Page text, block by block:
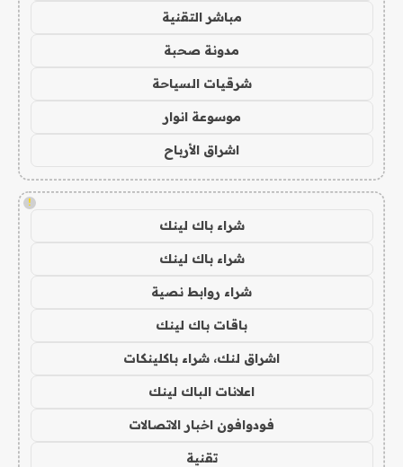
مباشر التقنية
مدونة صحبة
شرقيات السياحة
موسوعة انوار
اشراق الأرباح
!
شراء باك لينك
شراء باك لينك
شراء روابط نصية
باقات باك لينك
اشراق لنك، شراء باكلينكات
اعلانات الباك لينك
فودوافون اخبار الاتصالات
تقنية